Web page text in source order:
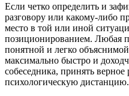
Если четко определить и
разговору или какому-либо
место в той или иной
позиционированием. Любая
понятной и легко
максимально быстро и
собеседника, принять верное
психологическую дистанцию.